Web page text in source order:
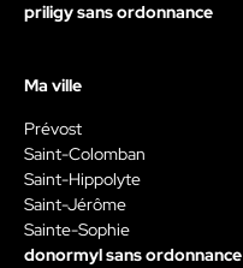
priligy sans ordonnance
Ma ville
Prévost
Saint-Colomban
Saint-Hippolyte
Saint-Jérôme
Sainte-Sophie
donormyl sans ordonnance